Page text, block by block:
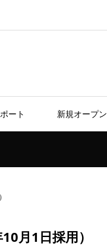
ート 新規オープン
月1日採用）